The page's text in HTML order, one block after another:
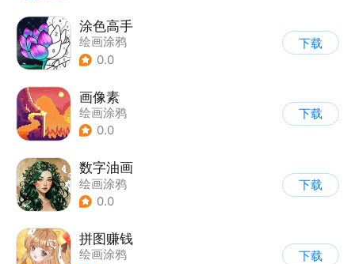
涂色高手
绘画涂鸦
0.0
下载
画像素
绘画涂鸦
0.0
下载
数字油画
绘画涂鸦
0.0
下载
拼图赚钱
绘画涂鸦
下载